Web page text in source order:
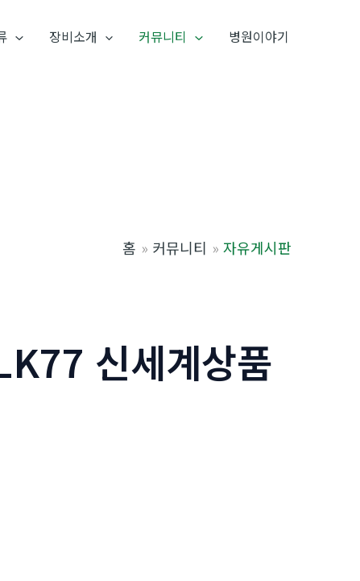
장비소개 커뮤니티 병원이야기
홈 커뮤니티 자유게시판
신세계상품